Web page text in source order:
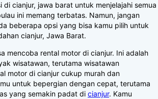
di cianjur, jawa barat untuk menjelajahi semua
ini memang terbatas. Namun, jangan
beberapa opsi yang bisa kamu pilih untuk
cianjur, Jawa Barat.
mencoba rental motor di cianjur. Ini adalah
wisatawan, terutama wisatawan
motor di cianjur cukup murah dan
untuk bepergian dengan cepat, terutama
yang semakin padat di cianjur. Kamu